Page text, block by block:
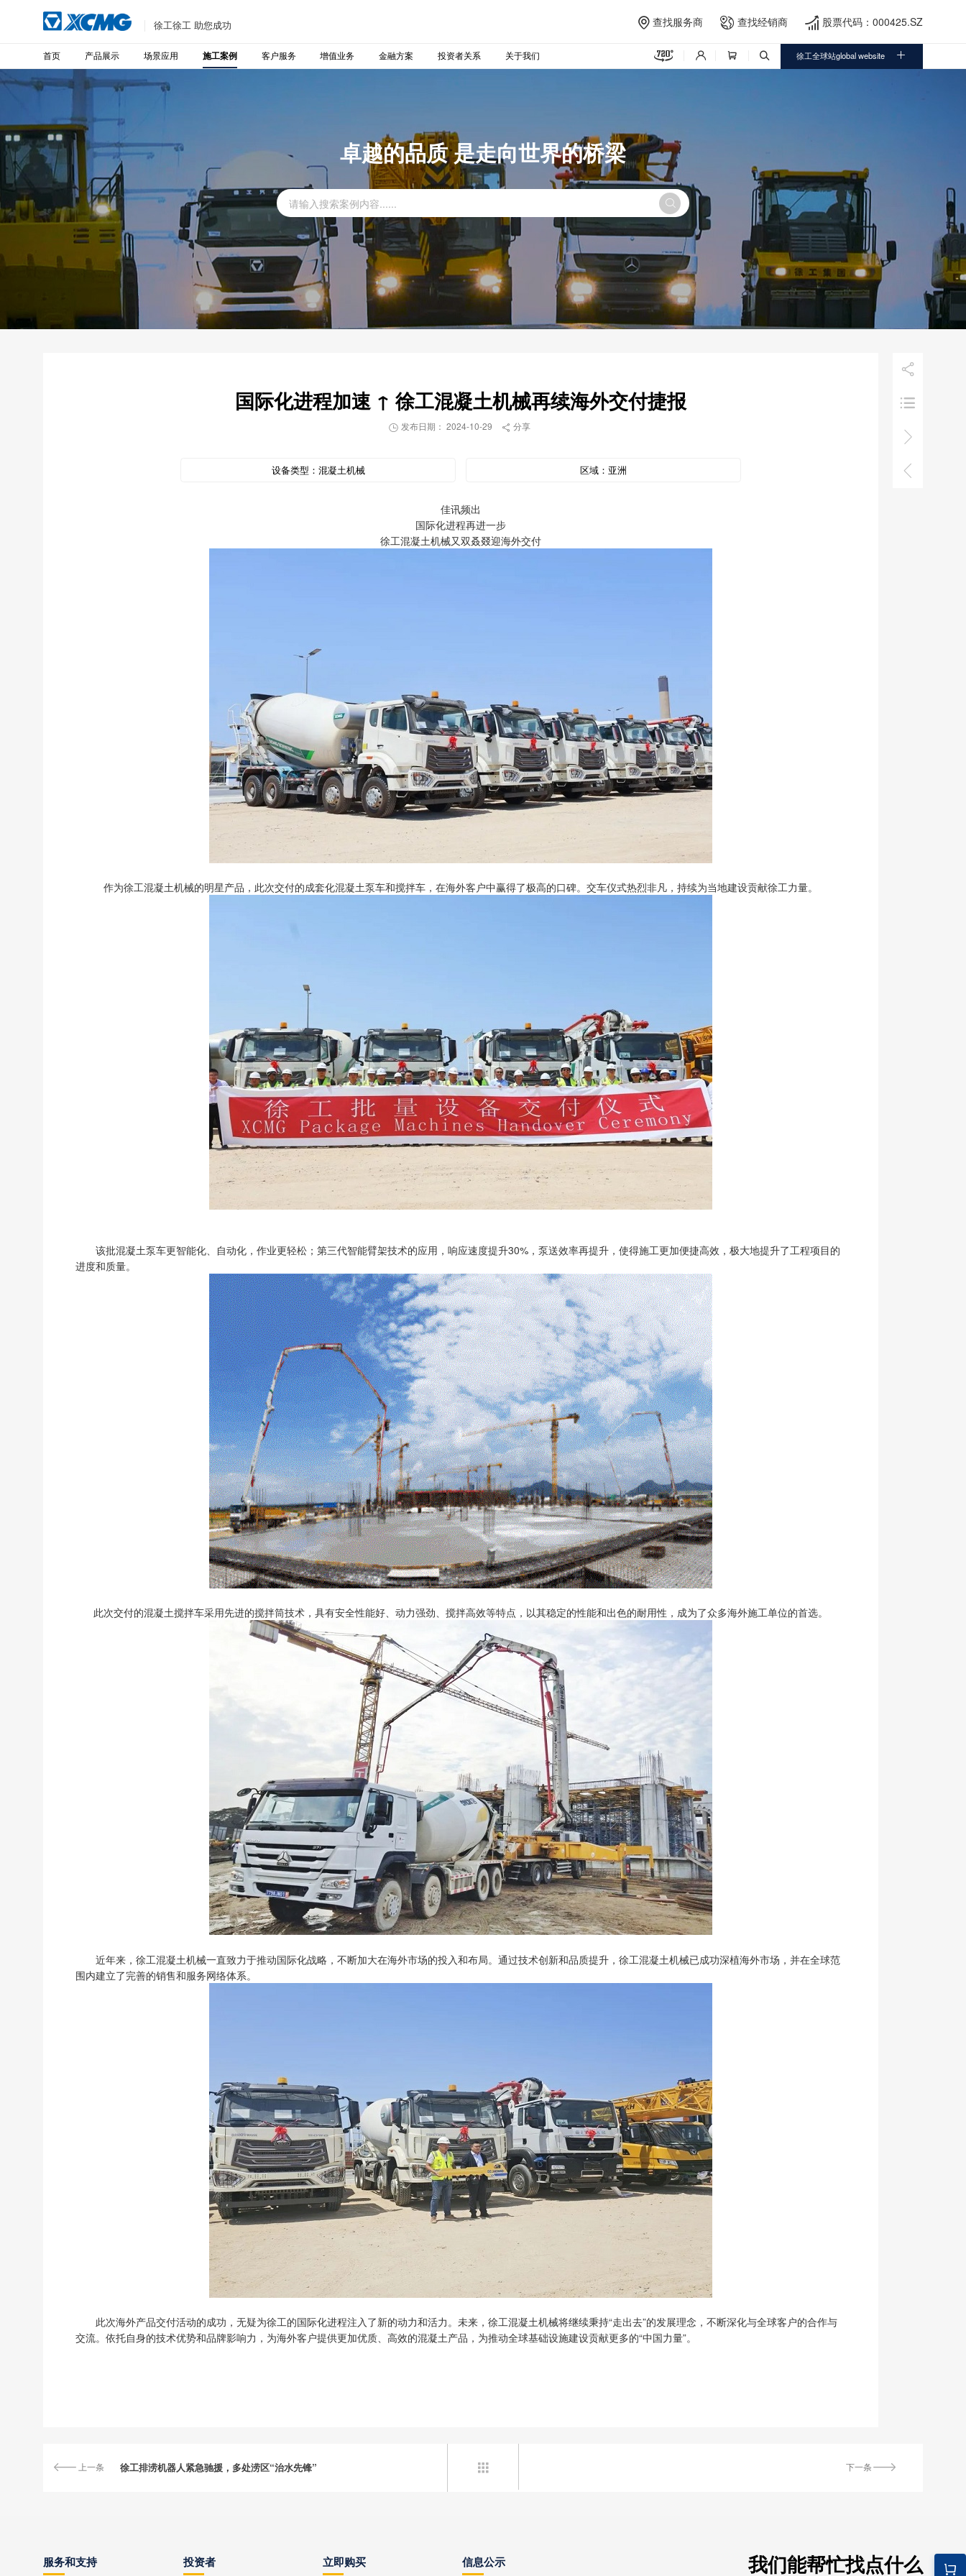
徐工徐工 助您成功  查找服务商  查找经销商  股票代码：000425.SZ
首页 产品展示 场景应用 施工案例 客户服务 增值业务 金融方案 投资者关系 关于我们     徐工全球站global website 
卓越的品质 是走向世界的桥梁





国际化进程加速 ↑ 徐工混凝土机械再续海外交付捷报
 发布日期： 2024-10-29  分享
设备类型： 混凝土机械 区域： 亚洲
佳讯频出
国际化进程再进一步
徐工混凝土机械又双叒叕迎海外交付
作为徐工混凝土机械的明星产品，此次交付的成套化混凝土泵车和搅拌车，在海外客户中赢得了极高的口碑。交车仪式热烈非凡，持续为当地建设贡献徐工力量。
该批混凝土泵车更智能化、自动化，作业更轻松；第三代智能臂架技术的应用，响应速度提升30%，泵送效率再提升，使得施工更加便捷高效，极大地提升了工程项目的
进度和质量。
此次交付的混凝土搅拌车采用先进的搅拌筒技术，具有安全性能好、动力强劲、搅拌高效等特点，以其稳定的性能和出色的耐用性，成为了众多海外施工单位的首选。
近年来，徐工混凝土机械一直致力于推动国际化战略，不断加大在海外市场的投入和布局。通过技术创新和品质提升，徐工混凝土机械已成功深植海外市场，并在全球范
围内建立了完善的销售和服务网络体系。
此次海外产品交付活动的成功，无疑为徐工的国际化进程注入了新的动力和活力。未来，徐工混凝土机械将继续秉持“走出去”的发展理念，不断深化与全球客户的合作与
交流。依托自身的技术优势和品牌影响力，为海外客户提供更加优质、高效的混凝土产品，为推动全球基础设施建设贡献更多的“中国力量”。
上一条 徐工排涝机器人紧急驰援，多处涝区“治水先锋” 下一条

服务和支持 投资者 立即购买 信息公示 我们能帮忙找点什么